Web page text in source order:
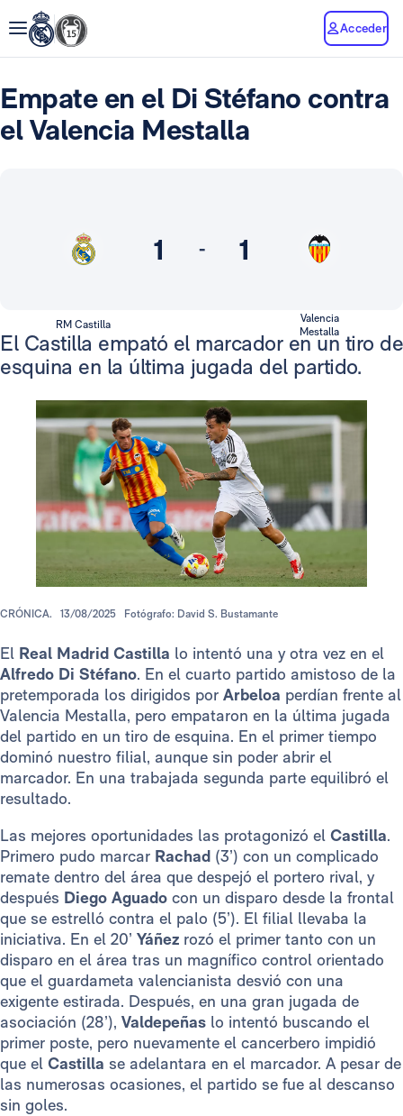
Acceder
Empate en el Di Stéfano contra
el Valencia Mestalla
1 - 1
RM Castilla
Valencia
Mestalla
El Castilla empató el marcador en un tiro de
esquina en la última jugada del partido.
CRÓNICA. 13/08/2025 Fotógrafo: David S. Bustamante
El Real Madrid Castilla lo intentó una y otra vez en el
Alfredo Di Stéfano. En el cuarto partido amistoso de la
pretemporada los dirigidos por Arbeloa perdían frente al
Valencia Mestalla, pero empataron en la última jugada
del partido en un tiro de esquina. En el primer tiempo
dominó nuestro filial, aunque sin poder abrir el
marcador. En una trabajada segunda parte equilibró el
resultado.
Las mejores oportunidades las protagonizó el Castilla.
Primero pudo marcar Rachad (3’) con un complicado
remate dentro del área que despejó el portero rival, y
después Diego Aguado con un disparo desde la frontal
que se estrelló contra el palo (5’). El filial llevaba la
iniciativa. En el 20’ Yáñez rozó el primer tanto con un
disparo en el área tras un magnífico control orientado
que el guardameta valencianista desvió con una
exigente estirada. Después, en una gran jugada de
asociación (28’), Valdepeñas lo intentó buscando el
primer poste, pero nuevamente el cancerbero impidió
que el Castilla se adelantara en el marcador. A pesar de
las numerosas ocasiones, el partido se fue al descanso
sin goles.